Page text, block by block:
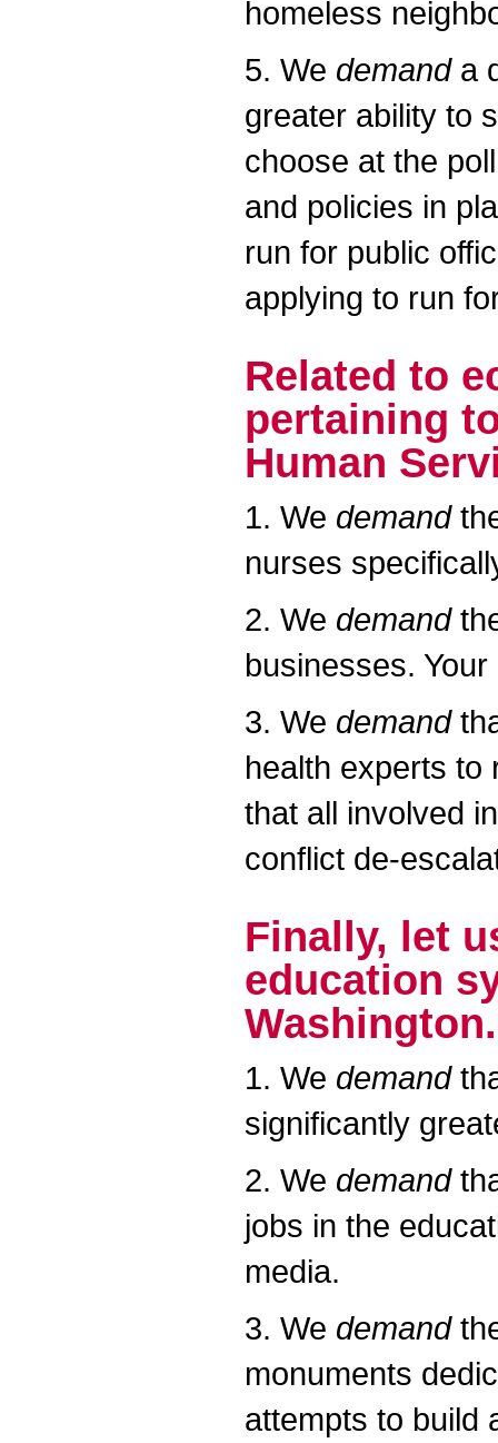
homeless
5. We demanda
greater ability to
choose at the
and policies in
run for public
applying to run
Related to
pertaining
Human
1. We demand
nurses
2. We demand
businesses.
3. We demand
health experts to
that all involved
conflict de-
Finally, let
education
Washington.
1. We demand
significantly
2. We demand
jobs in the
media.
3. We demand
monuments
attempts to build